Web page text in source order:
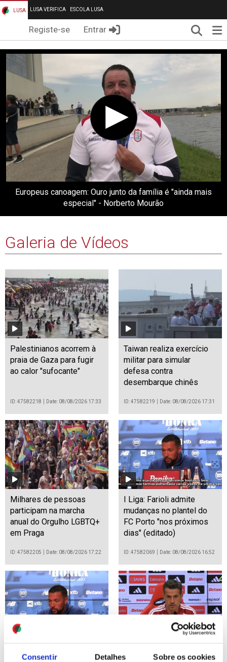
Consentir Detalhes Sobre os cookies
LUSA LUSA VERIFICA ESCOLA LUSA
Registe-se Entrar
Europeus canoagem: Ouro junto da família é "ainda mais
especial" - Norberto Mourão
Galeria de Vídeos
Palestinianos acorrem à
praia de Gaza para fugir
ao calor "sufocante"
ID: 47582218 Date: 08/08/2026 17:33
Taiwan realiza exercício
militar para simular
defesa contra
desembarque chinês
ID: 47582219 Date: 08/08/2026 17:31
Milhares de pessoas
participam na marcha
anual do Orgulho LGBTQ+
em Praga
ID: 47582205 Date: 08/08/2026 17:22
I Liga: Farioli admite
mudanças no plantel do
FC Porto "nos próximos
dias" (editado)
ID: 47582069 Date: 08/08/2026 16:52